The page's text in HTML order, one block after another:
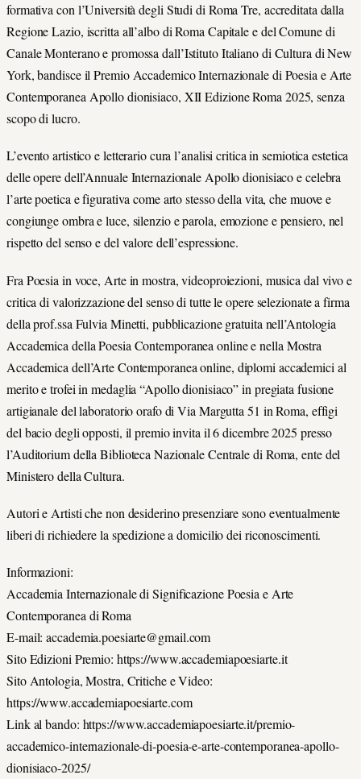
formativa con l’Università degli Studi di Roma Tre, accreditata dalla
Regione Lazio, iscritta all’albo di Roma Capitale e del Comune di
Canale Monterano e promossa dall’Istituto Italiano di Cultura di New
York, bandisce il Premio Accademico Internazionale di Poesia e Arte
Contemporanea Apollo dionisiaco, XII Edizione Roma 2025, senza
scopo di lucro.
L’evento artistico e letterario cura l’analisi critica in semiotica estetica
delle opere dell’Annuale Internazionale Apollo dionisiaco e celebra
l’arte poetica e figurativa come arto stesso della vita, che muove e
congiunge ombra e luce, silenzio e parola, emozione e pensiero, nel
rispetto del senso e del valore dell’espressione.
Fra Poesia in voce, Arte in mostra, videoproiezioni, musica dal vivo e
critica di valorizzazione del senso di tutte le opere selezionate a firma
della prof.ssa Fulvia Minetti, pubblicazione gratuita nell’Antologia
Accademica della Poesia Contemporanea online e nella Mostra
Accademica dell’Arte Contemporanea online, diplomi accademici al
merito e trofei in medaglia “Apollo dionisiaco” in pregiata fusione
artigianale del laboratorio orafo di Via Margutta 51 in Roma, effigi
del bacio degli opposti, il premio invita il 6 dicembre 2025 presso
l’Auditorium della Biblioteca Nazionale Centrale di Roma, ente del
Ministero della Cultura.
Autori e Artisti che non desiderino presenziare sono eventualmente
liberi di richiedere la spedizione a domicilio dei riconoscimenti.
Informazioni:
Accademia Internazionale di Significazione Poesia e Arte
Contemporanea di Roma
E-mail: accademia.poesiarte@gmail.com
Sito Edizioni Premio: https://www.accademiapoesiarte.it
Sito Antologia, Mostra, Critiche e Video:
https://www.accademiapoesiarte.com
Link al bando: https://www.accademiapoesiarte.it/premio-
accademico-internazionale-di-poesia-e-arte-contemporanea-apollo-
dionisiaco-2025/